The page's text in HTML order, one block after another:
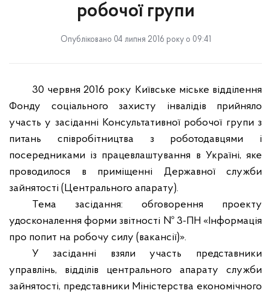
робочої групи
Опубліковано 04 липня 2016 року о 09:41
30 червня 2016 року Київське міське відділення
Фонду соціального захисту інвалідів прийняло
участь у засіданні Консультативної робочої групи з
питань співробітництва з роботодавцями і
посередниками із працевлаштування в Україні, яке
проводилося в приміщенні Державної служби
зайнятості (Центрального апарату).
Тема засідання: обговорення проекту
удосконалення форми звітності № 3-ПН «Інформація
про попит на робочу силу (вакансії)».
У засіданні взяли участь представники
управлінь, відділів центрального апарату служби
зайнятості, представники Міністерства економічного